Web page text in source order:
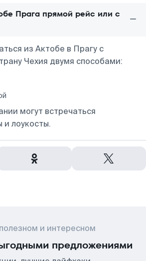
Прага прямой рейс или с
из Актобе в Прагу с
Чехия двумя способами:
могут встречаться
и лоукосты.
и интересном
предложениями